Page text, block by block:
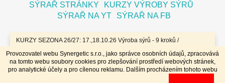
Provozovatel webu Synergetic s.r.o., jako správce osobních údajů, zpracovává
na tomto webu soubory cookies pro zlepšování prostředí webových stránek,
pro analytické účely a pro cílenou reklamu. Dalším procházením tohoto webu
KURZY SEZONA 26/27: 17.,18.10.26 Výroba sýrů - 9 kroků /
7.11.26 Bochníky - tvrdé zrající sýry / 8.11.26 Jogurty, Zákysy, Kefír
a Tvaroh + Hnětené a Tažené sýry/ 23.,24.1.27 Sýry doma /
20.,21.3.27 Výroba sýrů - 9 kroků / 10.4.27 Plísňáky - zrající sýry s
plísní / 11.4.27 Bochníky - tvrdé zrající sýry / 29.4..-2.5.27 Sýry 4
SÝRAŘ STRÁNKY
KURZY VÝROBY SÝRŮ
SÝRAŘ NA YT
SÝRAŘ NA FB
Vytvořil Shoptet